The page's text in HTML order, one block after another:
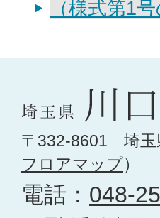
（様式第1
〒332-8601 埼玉
フロアマップ）
電話： 048-